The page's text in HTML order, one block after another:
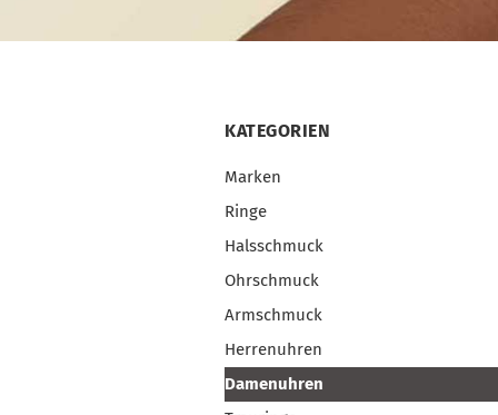
KATEGORIEN
Marken
Ringe
Halsschmuck
Ohrschmuck
Armschmuck
Herrenuhren
Damenuhren